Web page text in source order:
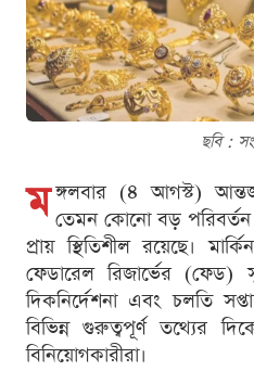
ছবি :
ম ঙ্গলবার (৪ আগস্ট)
তেমন কোনো বড় পরিবর্তন
প্রায় স্থিতিশীল রয়েছে।
ফেডারেল রিজার্ভের (ফেড)
দিকনির্দেশনা এবং চলতি
বিভিন্ন গুরুত্বপূর্ণ তথ্যের
বিনিয়োগকারীরা।